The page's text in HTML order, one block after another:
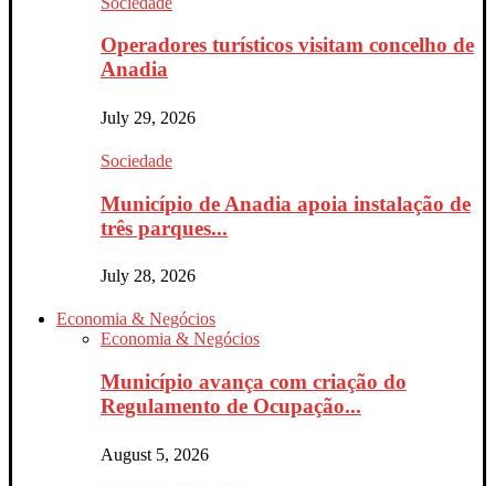
Operadores turísticos visitam concelho de
Anadia
July 29, 2026
Sociedade
Município de Anadia apoia instalação de
três parques...
July 28, 2026
Economia & Negócios
Economia & Negócios
Município avança com criação do
Regulamento de Ocupação...
August 5, 2026